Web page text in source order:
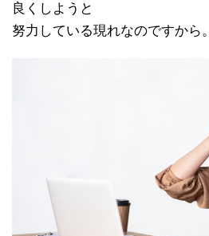
良くしようと
努力している現れなのですから。